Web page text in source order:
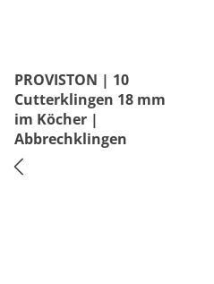
PROVISTON | 10
Cutterklingen 18 mm
im Köcher |
Abbrechklingen